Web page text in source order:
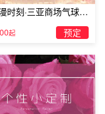
了”。在任何时候，
的时，效果巨好。
时刻·三亚商场气球雨
起 预定